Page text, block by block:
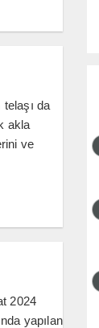
telaşı da
akla
ve
2024
yapılan